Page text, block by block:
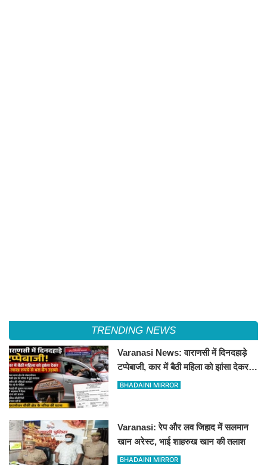
TRENDING NEWS
Varanasi News: वाराणसी में दिनदहाड़े
टप्पेबाजी, कार में बैठी महिला को झांसा देकर 5
लाख रुपये से भरा बैग उड़ाया
BHADAINI MIRROR
Varanasi: रेप और लव जिहाद में सलमान
खान अरेस्ट, भाई शाहरुख खान की तलाश
BHADAINI MIRROR